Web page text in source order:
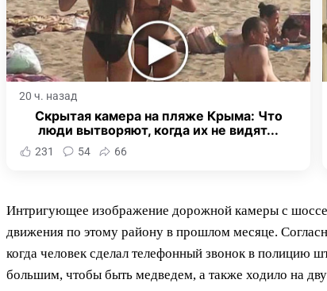
20 ч. назад
Скрытая камера на пляже Крыма: Что
люди вытворяют, когда их не видят...
231 54 66
Интригующее изображение дорожной камеры с шоссе
движения по этому району в прошлом месяце.
когда человек сделал телефонный звонок в полицию
большим, чтобы быть медведем, а также ходило на